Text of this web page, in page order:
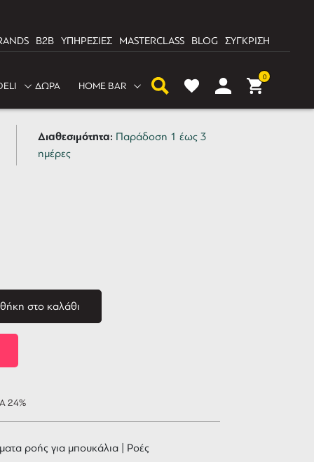
B2B ΥΠΗΡΕΣΙΕΣ MASTERCLASS BLOG ΣΥΓΚΡΙΣΗ
ΔΩΡΑ HOME BAR
0
Συνεχούς
Διαθεσιμότητα: Παράδοση 1 έως 3
ημέρες
στο καλάθι
24%
ροής για μπουκάλια | Ροές